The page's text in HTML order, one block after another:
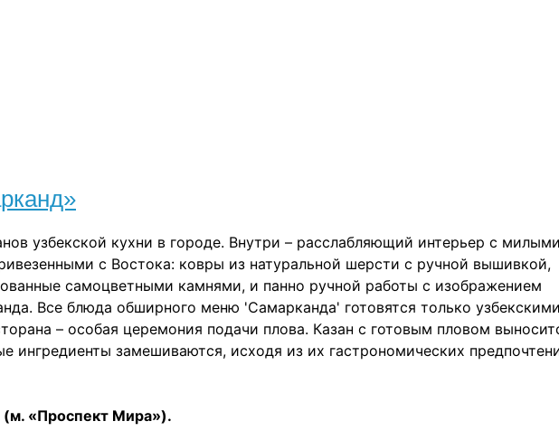
узбекской кухни в городе. Внутри – расслабляющий интерьер с милыми
с Востока: ковры из натуральной шерсти с ручной вышивкой,
самоцветными камнями, и панно ручной работы с изображением
Все блюда обширного меню 'Самарканда' готовятся только узбекскими
– особая церемония подачи плова. Казан с готовым пловом
ингредиенты замешиваются, исходя из их гастрономических
«Проспект Мира»).